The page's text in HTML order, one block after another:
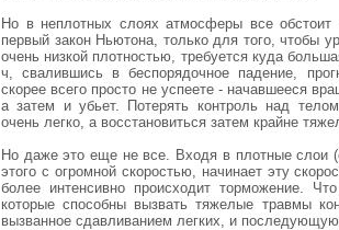
Но в неплотных слоях атмосферы все
первый закон Ньютона, только для того, чтобы
очень низкой плотностью, требуется куда
ч, свалившись в беспорядочное падение,
скорее всего просто не успеете - начавшееся
а затем и убьет. Потерять контроль над
очень легко, а восстановиться затем крайне
Но даже это еще не все. Входя в плотные слои
этого с огромной скоростью, начинает эту
более интенсивно происходит торможение. Что
которые способны вызвать тяжелые травмы
вызванное сдавливанием легких, и последующую